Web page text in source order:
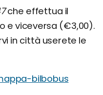
che effettua il
e viceversa (€3,00).
in città userete le
bilbobus